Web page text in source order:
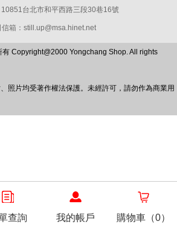
查詢 我的帳戶 購物車（0）
台北市和平西路三段30巷16號
信箱：still.up@msa.hinet.net
Copyright@2000 Yongchang Shop. All rights
照片均受著作權法保護。未經許可，請勿作為商業用